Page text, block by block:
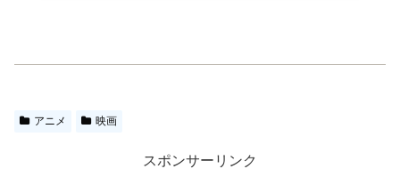
アニメ 映画
スポンサーリンク